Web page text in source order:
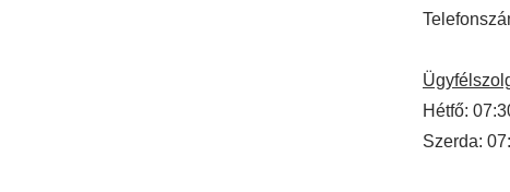
Hétfő:
Szerda: